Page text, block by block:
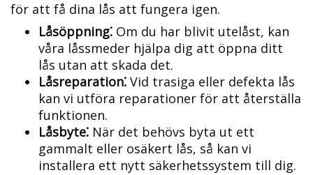
för att få dina lås att fungera igen.​
Låsöppning⁚ Om du har blivit utelåst, kan
våra låssmeder hjälpa dig att öppna ditt
lås utan att skada det.​
Låsreparation⁚ Vid trasiga eller defekta lås
kan vi utföra reparationer för att återställa
funktionen.​
Låsbyte⁚ När det behövs byta ut ett
gammalt eller osäkert lås, så kan vi
installera ett nytt säkerhetssystem till dig.​